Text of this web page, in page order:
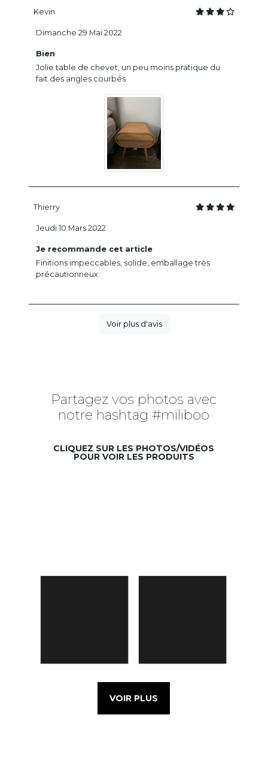
Kevin
Bien
Jolie table de chevet, un peu moins pratique du
fait des angles courbés
Dimanche 29 Mai 2022
Thierry
Je recommande cet article
Finitions impeccables, solide, emballage très
précautionneux.
Jeudi 10 Mars 2022
Voir plus d'avis
Partagez vos photos avec
notre hashtag #miliboo
CLIQUEZ SUR LES PHOTOS/VIDÉOS
POUR VOIR LES PRODUITS
VOIR PLUS